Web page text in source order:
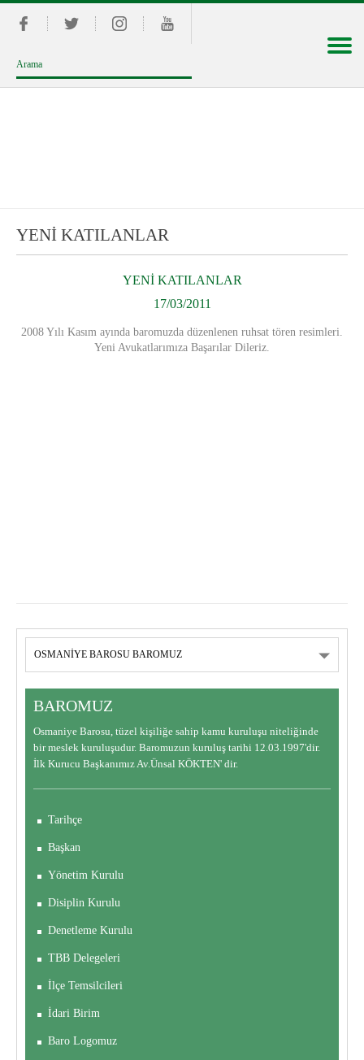
YENİ KATILANLAR
YENİ KATILANLAR
17/03/2011
2008 Yılı Kasım ayında baromuzda düzenlenen ruhsat tören resimleri.
Yeni Avukatlarımıza Başarılar Dileriz.
BAROMUZ
Osmaniye Barosu, tüzel kişiliğe sahip kamu kuruluşu niteliğinde
bir meslek kuruluşudur. Baromuzun kuruluş tarihi 12.03.1997'dir.
İlk Kurucu Başkanımız Av.Ünsal KÖKTEN' dir.
Tarihçe
Başkan
Yönetim Kurulu
Disiplin Kurulu
Denetleme Kurulu
TBB Delegeleri
İlçe Temsilcileri
İdari Birim
Baro Logomuz